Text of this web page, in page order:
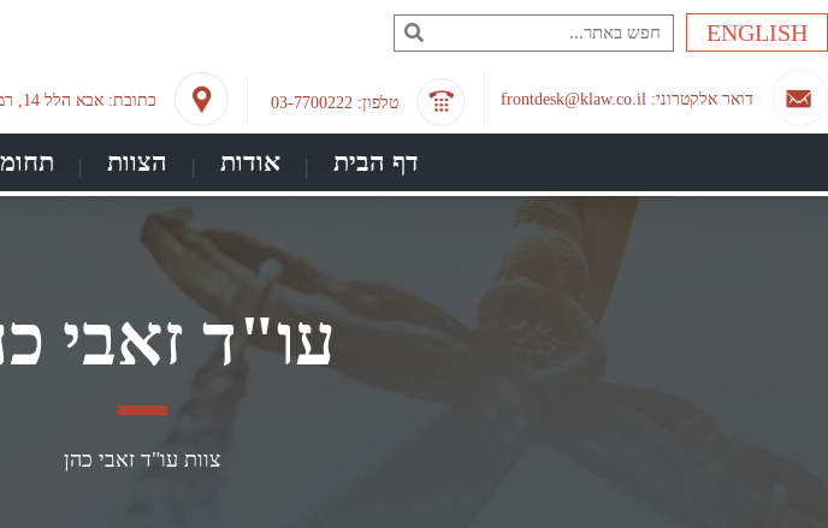
דילוג
לתוכןENGLISH
דואר אלקטרוני: frontdesk@klaw.co.il טלפון: 03-7700222 כתובת: אבא הלל 14, רמת גן
דף הבית אודות הצוות
עו"ד זאבי
צוות עו"ד זאבי כהן